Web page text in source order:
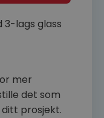
3-lags glass
mer
det som
prosjekt.